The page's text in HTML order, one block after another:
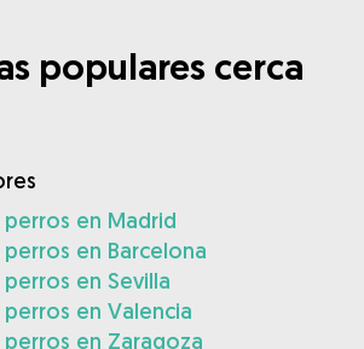
populares cerca
en Madrid
en Barcelona
en Sevilla
en Valencia
en Zaragoza